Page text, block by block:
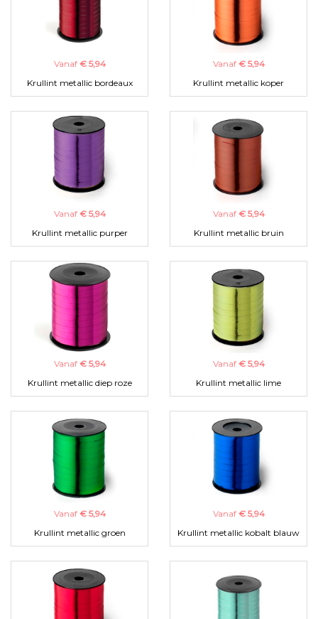
Vanaf € 5,94
Krullint metallic bordeaux
Vanaf € 5,94
Krullint metallic koper
Vanaf € 5,94
Krullint metallic purper
Vanaf € 5,94
Krullint metallic bruin
Vanaf € 5,94
Krullint metallic diep roze
Vanaf € 5,94
Krullint metallic lime
Vanaf € 5,94
Krullint metallic groen
Vanaf € 5,94
Krullint metallic kobalt blauw